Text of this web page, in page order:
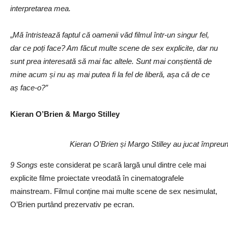
interpretarea mea.
„Mă întristează faptul că oamenii văd filmul într-un singur fel,
dar ce poți face? Am făcut multe scene de sex explicite, dar nu
sunt prea interesată să mai fac altele. Sunt mai conștientă de
mine acum și nu aș mai putea fi la fel de liberă, așa că de ce
aș face-o?”
Kieran O’Brien & Margo Stilley
Kieran O’Brien și Margo Stilley au jucat
9 Songs este considerat pe scară largă unul dintre cele mai
explicite filme proiectate vreodată în cinematografele
mainstream. Filmul conține mai multe scene de sex nesimulat,
O’Brien purtând prezervativ pe ecran.